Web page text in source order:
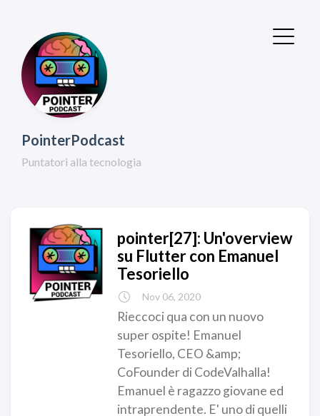
PointerPodcast
Puntatori alla tecnologia
pointer[27]: Un'overview
su Flutter con Emanuel
Tesoriello
Nov 06, 2020
Rieccoci qua con un nuovo
super ospite! Emanuel
Tesoriello, CEO &amp;
CoFounder di CodeValhalla!
Emanuel è ragazzo giovane ed
intraprendente. E' uno di quelli